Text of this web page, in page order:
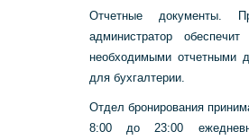
Отчетные документы.
администратор
необходимыми отчетными
для бухгалтерии.
Отдел бронирования
8:00 до 23:00